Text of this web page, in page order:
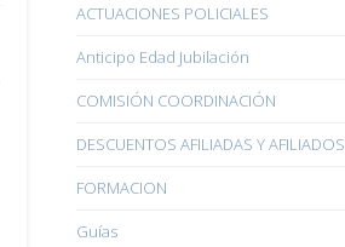
ACTUACIONES POLICIALES
Anticipo Edad Jubilación
COMISIÓN COORDINACIÓN
DESCUENTOS AFILIADAS Y AFILIADOS
FORMACION
Guías